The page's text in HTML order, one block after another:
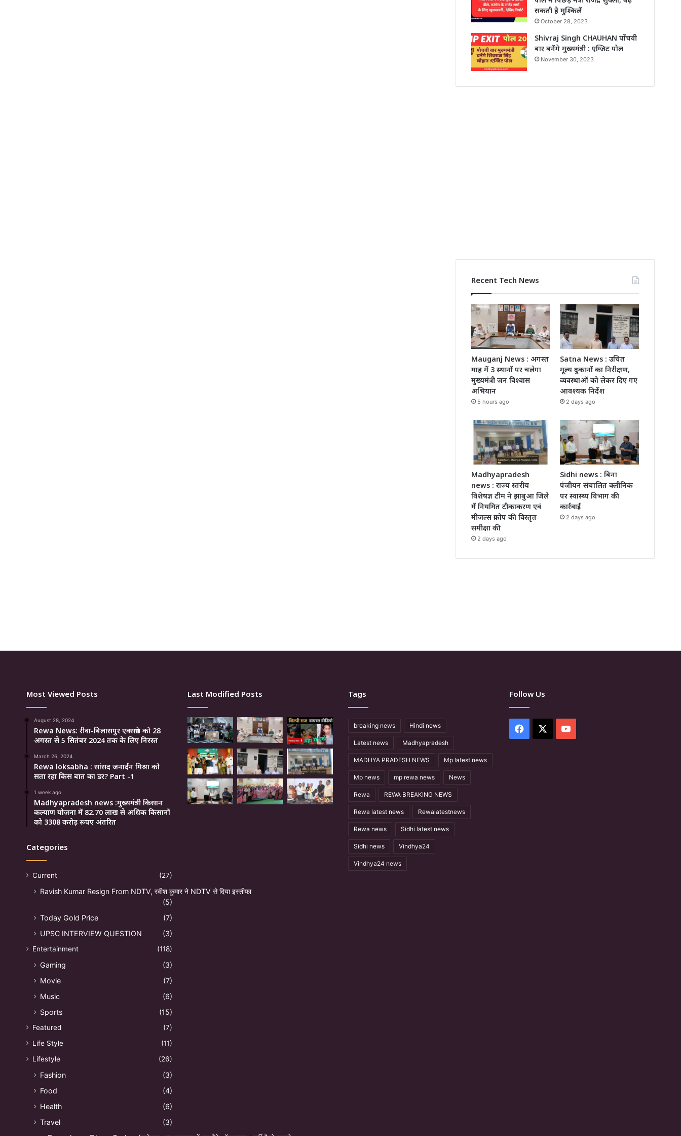
सकती है मुश्किलें
October 28, 2023
Shivraj Singh CHAUHAN पाँचवी
बार बनेंगे मुख्यमंत्री : एग्जिट पोल
November 30, 2023
Recent Tech News
Mauganj News : अगस्त
माह में 3 स्थानों पर चलेगा
मुख्यमंत्री जन विश्वास
अभियान
5 hours ago
Satna News : उचित
मूल्य दुकानों का निरीक्षण,
व्यवस्थाओं को लेकर दिए गए
आवश्यक निर्देश
2 days ago
Madhyapradesh
news : राज्य स्तरीय
विशेषज्ञ टीम ने झाबुआ जिले
में नियमित टीकाकरण एवं
मीजल्स प्रकोप की विस्तृत
समीक्षा की
2 days ago
Sidhi news : बिना
पंजीयन संचालित क्लीनिक
पर स्वास्थ्य विभाग की
कार्रवाई
2 days ago
Most Viewed Posts
August 28, 2024
Rewa News: रीवा-बिलासपुर एक्सप्रेस को 28
अगस्त से 5 सितंबर 2024 तक के लिए निरस्त
March 26, 2024
Rewa loksabha : सांसद जनार्दन मिश्रा को
सता रहा किस बात का डर? Part -1
1 week ago
Madhyapradesh news :मुख्यमंत्री किसान
कल्याण योजना में 82.70 लाख से अधिक किसानों
को 3308 करोड़ रूपए अंतरित
Categories
Current (27)
Ravish Kumar Resign From NDTV, रवीश कुमार ने NDTV से दिया इस्तीफा
(5)
Today Gold Price
(7)
UPSC INTERVIEW QUESTION
(3)
Entertainment (118)
Gaming
(3)
Movie
(7)
Music
(6)
Sports
(15)
Featured
(7)
Life Style
(11)
Lifestyle
(26)
Fashion
(3)
Food
(4)
Health
(6)
Travel
(3)
Last Modified Posts Tags
breaking news Hindi news
Latest news Madhyapradesh
MADHYA PRADESH NEWS Mp latest news
Mp news mp rewa news News
Rewa REWA BREAKING NEWS
Rewa latest news Rewalatestnews
Rewa news Sidhi latest news
Sidhi news Vindhya24
Vindhya24 news
Follow Us
Facebook YouTube